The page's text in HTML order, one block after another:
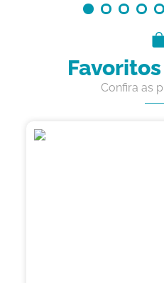
Confira as